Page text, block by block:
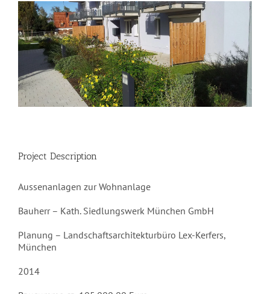
Project Description
Aussenanlagen zur Wohnanlage
Bauherr – Kath. Siedlungswerk München GmbH
Planung – Landschaftsarchitekturbüro Lex-Kerfers,
München
2014